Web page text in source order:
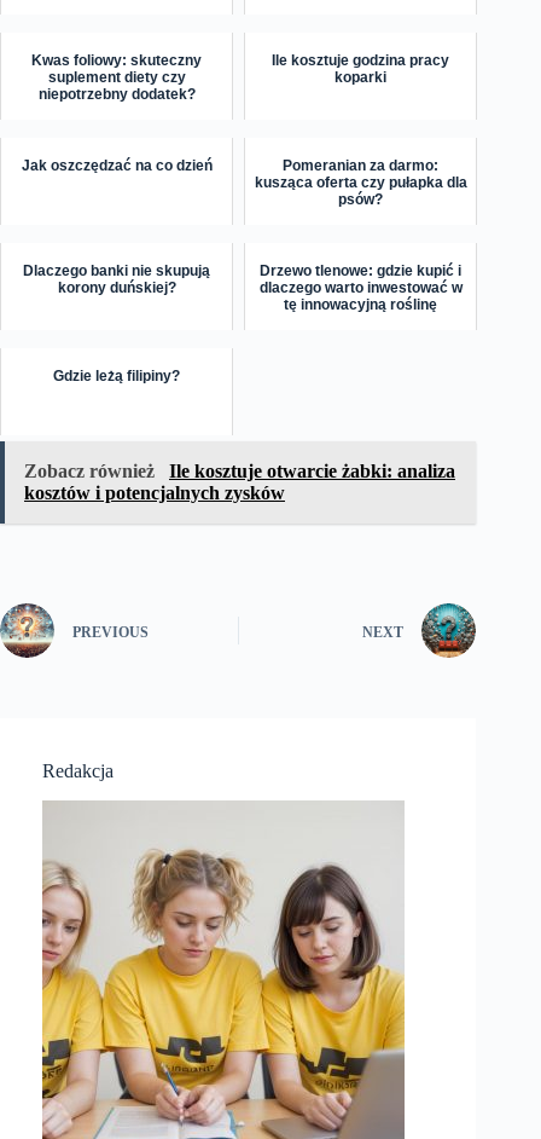
Kwas foliowy: skuteczny
suplement diety czy
niepotrzebny dodatek?
Ile kosztuje godzina pracy
koparki
Jak oszczędzać na co dzień
Pomeranian za darmo:
kusząca oferta czy pułapka dla
psów?
Dlaczego banki nie skupują
korony duńskiej?
Drzewo tlenowe: gdzie kupić i
dlaczego warto inwestować w
tę innowacyjną roślinę
Gdzie leżą filipiny?
Zobacz również
Ile kosztuje otwarcie żabki: analiza
kosztów i potencjalnych zysków
PREVIOUS NEXT
Redakcja